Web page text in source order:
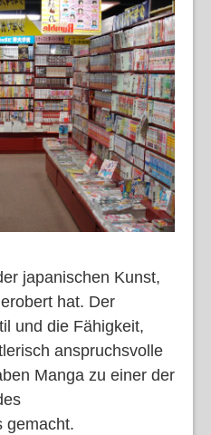
japanischen Kunst,
hat. Der
und die Fähigkeit,
anspruchsvolle
Manga zu einer der
gemacht.